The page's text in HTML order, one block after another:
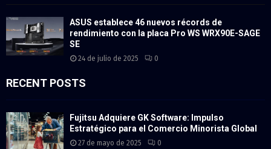
ASUS establece 46 nuevos récords de
rendimiento con la placa Pro WS WRX90E-SAGE
SE
24 de julio de 2025 0
RECENT POSTS
Fujitsu Adquiere GK Software: Impulso
Estratégico para el Comercio Minorista Global
27 de mayo de 2025 0